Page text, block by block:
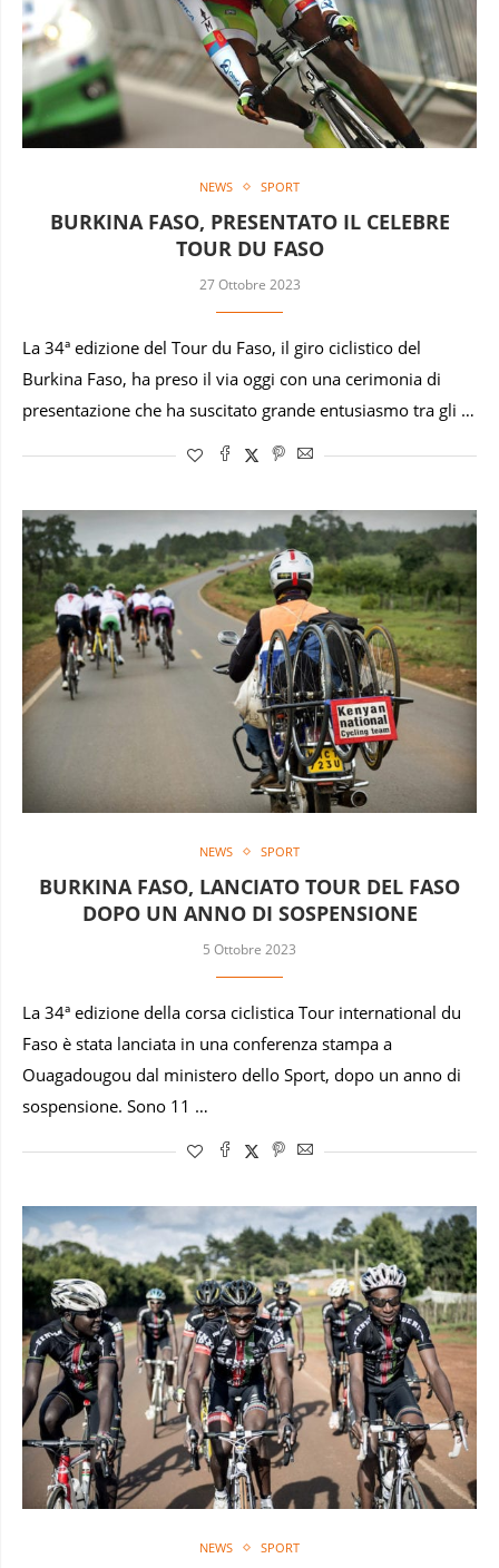
NEWS SPORT
BURKINA FASO, PRESENTATO IL CELEBRE
TOUR DU FASO
27 Ottobre 2023
La 34ª edizione del Tour du Faso, il giro ciclistico del
Burkina Faso, ha preso il via oggi con una cerimonia di
presentazione che ha suscitato grande entusiasmo tra gli …
NEWS SPORT
BURKINA FASO, LANCIATO TOUR DEL FASO
DOPO UN ANNO DI SOSPENSIONE
5 Ottobre 2023
La 34ª edizione della corsa ciclistica Tour international du
Faso è stata lanciata in una conferenza stampa a
Ouagadougou dal ministero dello Sport, dopo un anno di
sospensione. Sono 11 …
NEWS SPORT